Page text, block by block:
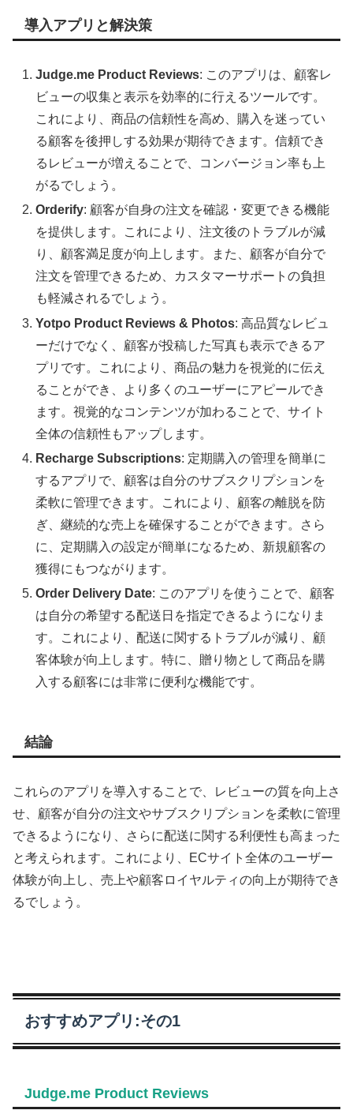
導入アプリと解決策
Judge.me Product Reviews: このアプリは、顧客レ
ビューの収集と表示を効率的に行えるツールです。
これにより、商品の信頼性を高め、購入を迷ってい
る顧客を後押しする効果が期待できます。信頼でき
るレビューが増えることで、コンバージョン率も上
がるでしょう。
Orderify: 顧客が自身の注文を確認・変更できる機能
を提供します。これにより、注文後のトラブルが減
り、顧客満足度が向上します。また、顧客が自分で
注文を管理できるため、カスタマーサポートの負担
も軽減されるでしょう。
Yotpo Product Reviews & Photos: 高品質なレビュ
ーだけでなく、顧客が投稿した写真も表示できるア
プリです。これにより、商品の魅力を視覚的に伝え
ることができ、より多くのユーザーにアピールでき
ます。視覚的なコンテンツが加わることで、サイト
全体の信頼性もアップします。
Recharge Subscriptions: 定期購入の管理を簡単に
するアプリで、顧客は自分のサブスクリプションを
柔軟に管理できます。これにより、顧客の離脱を防
ぎ、継続的な売上を確保することができます。さら
に、定期購入の設定が簡単になるため、新規顧客の
獲得にもつながります。
Order Delivery Date: このアプリを使うことで、顧客
は自分の希望する配送日を指定できるようになりま
す。これにより、配送に関するトラブルが減り、顧
客体験が向上します。特に、贈り物として商品を購
入する顧客には非常に便利な機能です。
結論
これらのアプリを導入することで、レビューの質を向上さ
せ、顧客が自分の注文やサブスクリプションを柔軟に管理
できるようになり、さらに配送に関する利便性も高まった
と考えられます。これにより、ECサイト全体のユーザー
体験が向上し、売上や顧客ロイヤルティの向上が期待でき
るでしょう。
おすすめアプリ:その1
Judge.me Product Reviews